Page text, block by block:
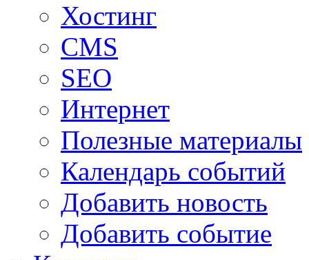
Хостинг
CMS
SEO
Интернет
Полезные материалы
Календарь событий
Добавить новость
Добавить событие